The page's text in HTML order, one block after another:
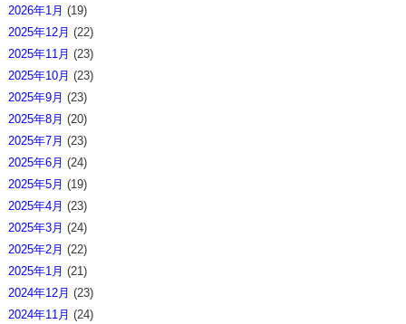
2026年1月 (19)
2025年12月 (22)
2025年11月 (23)
2025年10月 (23)
2025年9月 (23)
2025年8月 (20)
2025年7月 (23)
2025年6月 (24)
2025年5月 (19)
2025年4月 (23)
2025年3月 (24)
2025年2月 (22)
2025年1月 (21)
2024年12月 (23)
2024年11月 (24)